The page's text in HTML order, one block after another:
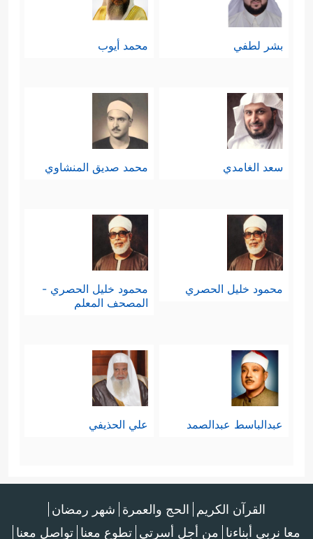
بشر لطفي محمد أيوب
سعد الغامدي محمد صديق المنشاوي
محمود خليل الحصري
محمود خليل الحصري -
المصحف المعلم
عبدالباسط عبدالصمد علي الحذيفي
القرآن الكريم الحج والعمرة شهر رمضان
معا نربي أبناءنا من أجل أسرتي تطوع معنا تواصل معنا